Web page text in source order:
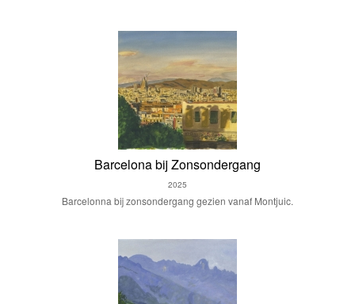
Barcelona bij Zonsondergang
2025
Barcelonna bij zonsondergang gezien vanaf Montjuic.